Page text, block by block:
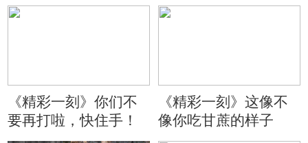
《精彩一刻》你们不
要再打啦，快住手！
《精彩一刻》这像不
像你吃甘蔗的样子